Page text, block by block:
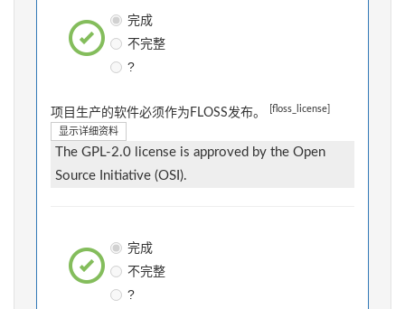
完成
不完整
?
项目生产的软件必须作为FLOSS发布。 [floss_license]
显示详细资料
The GPL-2.0 license is approved by the Open
Source Initiative (OSI).
完成
不完整
?